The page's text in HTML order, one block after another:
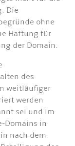
Die
ohne
Haftung für
der Domain.
des
weitläufiger
werden
sei und im
Domains in
nach dem